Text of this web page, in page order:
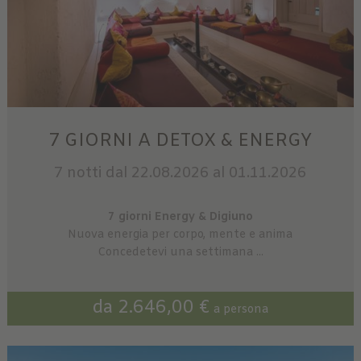
7 GIORNI A DETOX & ENERGY
7 notti dal 22.08.2026 al 01.11.2026
7 giorni Energy & Digiuno
Nuova energia per corpo, mente e anima
Concedetevi una settimana ...
da 2.646,00 € a persona